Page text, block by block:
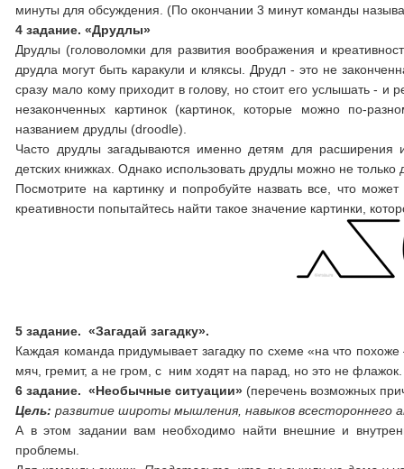
минуты для обсуждения. (По окончании 3 минут команды
4 задание. «Друдлы»
Друдлы (головоломки для развития воображения и
друдла могут быть каракули и кляксы. Друдл - это не
сразу мало кому приходит в голову, но стоит его услышать -
незаконченных картинок (картинок, которые можно по-
названием друдлы (droodle).
Часто друдлы загадываются именно детям для расширения
детских книжках. Однако использовать друдлы можно не
Посмотрите на картинку и попробуйте назвать все, что
креативности попытайтесь найти такое значение картинки,
5 задание. «Загадай загадку».
Каждая команда придумывает загадку по схеме «на что
мяч, гремит, а не гром, с ним ходят на парад, но это не
6 задание. «Необычные ситуации» (перечень возможных
Цель: развитие широты мышления, навыков всестороннего
А в этом задании вам необходимо найти внешние и
проблемы.